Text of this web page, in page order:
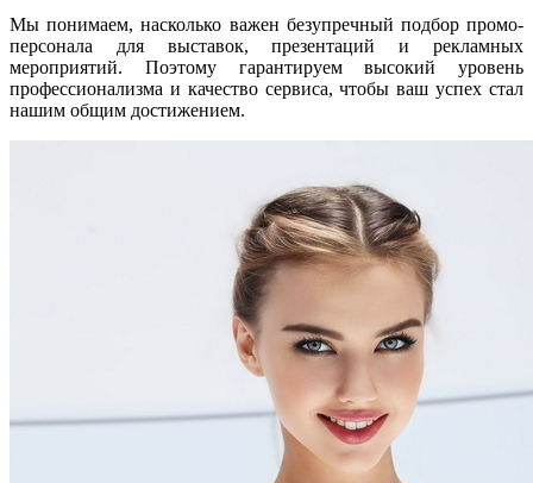
Мы понимаем, насколько важен безупречный подбор промо-
персонала для выставок, презентаций и рекламных
мероприятий. Поэтому гарантируем высокий уровень
профессионализма и качество сервиса, чтобы ваш успех стал
нашим общим достижением.